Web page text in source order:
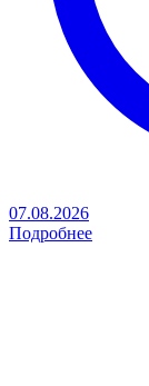
07.08.2026
Подробнее